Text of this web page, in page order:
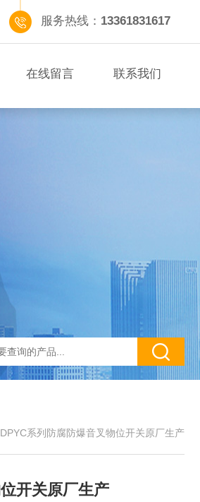
服务热线： 13361831617
在线留言 联系我们
系列防腐防爆音叉物位开关原厂生产
开关原厂生产